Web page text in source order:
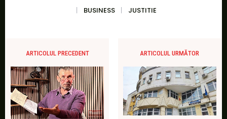
BUSINESS
JUSTITIE
ARTICOLUL PRECEDENT ARTICOLUL URMĂTOR